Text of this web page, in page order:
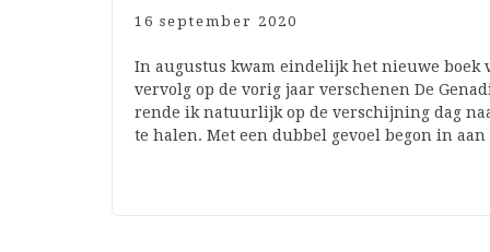
16 september 2020
In augustus kwam eindelijk het nieuwe boek
vervolg op de vorig jaar verschenen De
rende ik natuurlijk op de verschijning dag
te halen. Met een dubbel gevoel begon in